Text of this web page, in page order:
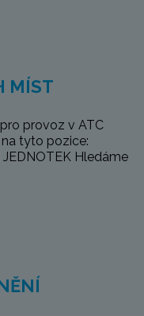
MÍST
pro provoz v ATC
tyto pozice:
Hledáme